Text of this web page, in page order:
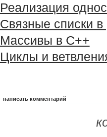
Реализация
Связные списки в
Массивы в C++
Циклы и
написать комментарий